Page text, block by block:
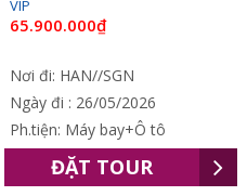
VIP
65.900.000₫
Nơi đi: HAN//SGN
Ngày đi : 26/05/2026
Ph.tiện: Máy bay+Ô tô
ĐẶT TOUR